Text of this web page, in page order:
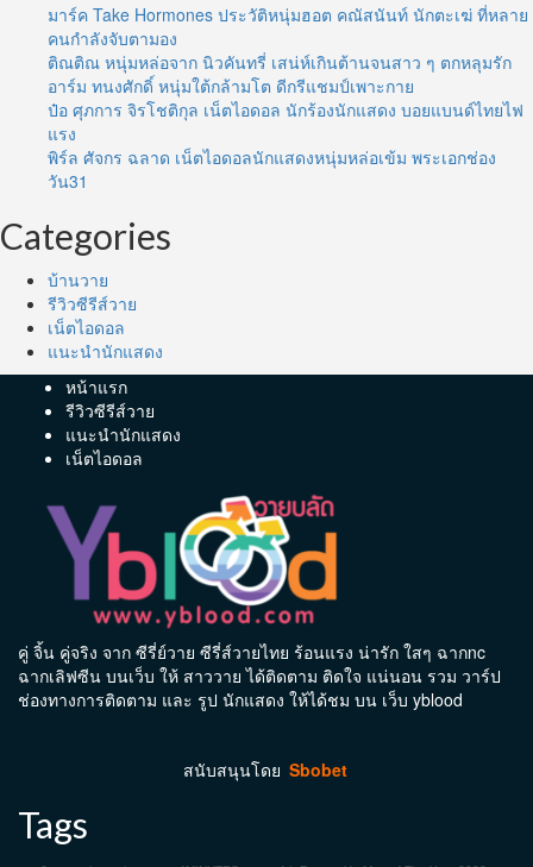
มาร์ค Take Hormones ประวัติหนุ่มฮอต คณัสนันท์ นักตะเฆ่ ที่หลาย
คนกำลังจับตามอง
ติณติณ หนุ่มหล่อจาก นิวคันทรี่ เสน่ห์เกินต้านจนสาว ๆ ตกหลุมรัก
อาร์ม ทนงศักดิ์ หนุ่มใต้กล้ามโต ดีกรีแชมป์เพาะกาย
ป๋อ ศุภการ จิรโชติกุล เน็ตไอดอล นักร้องนักแสดง บอยแบนด์ไทยไฟ
แรง
พิร์ล ศัจกร ฉลาด เน็ตไอดอลนักแสดงหนุ่มหล่อเข้ม พระเอกช่อง
วัน31
Categories
บ้านวาย
รีวิวซีรีส์วาย
เน็ตไอดอล
แนะนำนักแสดง
หน้าแรก
รีวิวซีรีส์วาย
แนะนำนักแสดง
เน็ตไอดอล
คู่ จิ้น คู่จริง จาก ซีรี่ย์วาย ซีรี่ส์วายไทย ร้อนแรง น่ารัก ใสๆ ฉากnc
ฉากเลิฟซีน บนเว็บ ให้ สาววาย ได้ติดตาม ติดใจ แน่นอน รวม วาร์ป
ช่องทางการติดตาม และ รูป นักแสดง ให้ได้ชม บน เว็บ yblood
สนับสนุนโดย Sbobet
Tags